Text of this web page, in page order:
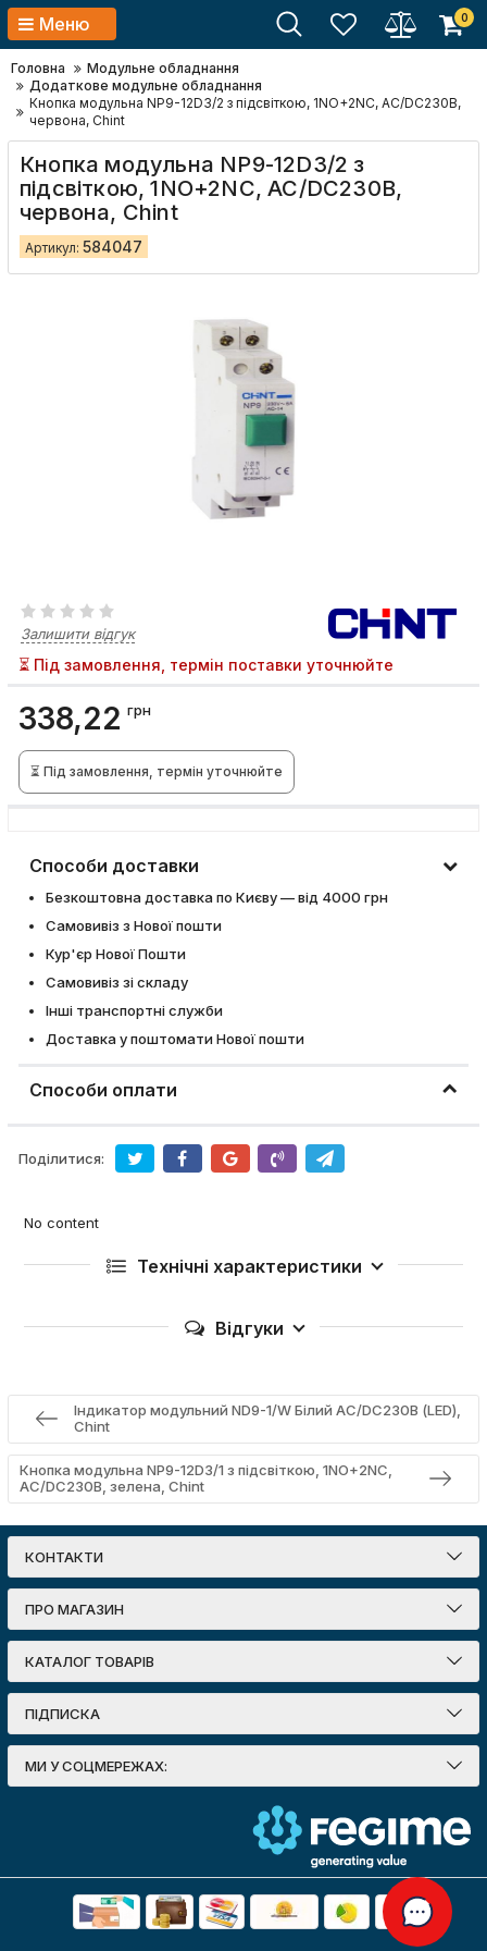
Меню 0
Головна
Модульне обладнання
Додаткове модульне обладнання
Кнопка модульна NP9-12D3/2 з підсвіткою, 1NO+2NC, AC/DC230В,
червона, Chint
Кнопка модульна NP9-12D3/2 з
підсвіткою, 1NO+2NC, AC/DC230В,
червона, Chint
Артикул: 584047
Залишити відгук
⏳ Під замовлення, термін поставки уточнюйте
338,22 грн
⏳ Під замовлення, термін уточнюйте
Способи доставки
Безкоштовна доставка по Києву — від 4000 грн
Самовивіз з Нової пошти
Кур'єр Нової Пошти
Самовивіз зі складу
Інші транспортні служби
Доставка у поштомати Нової пошти
Способи оплати
Поділитися:
No content
Технічні характеристики
Відгуки
Індикатор модульний ND9-1/W Білий AC/DC230В (LED),
Chint
Кнопка модульна NP9-12D3/1 з підсвіткою, 1NO+2NC,
AC/DC230В, зелена, Chint
КОНТАКТИ
ПРО МАГАЗИН
КАТАЛОГ ТОВАРІВ
ПІДПИСКА
МИ У СОЦМЕРЕЖАХ: